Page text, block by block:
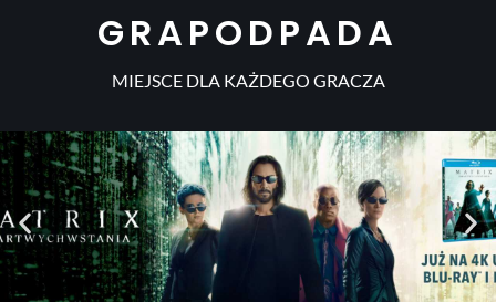
GRAPODPADA
MIEJSCE DLA KAŻDEGO GRACZA